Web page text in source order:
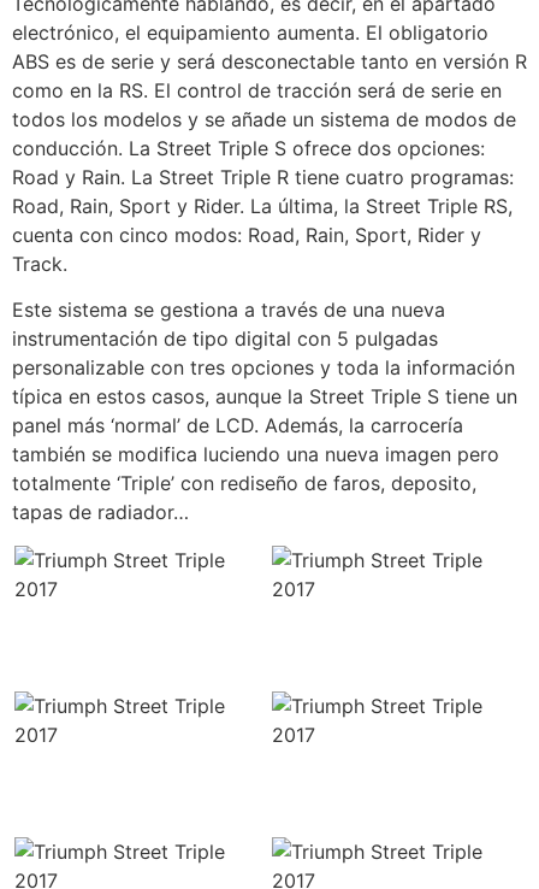
electrónico, el equipamiento aumenta. El obligatorio
ABS es de serie y será desconectable tanto en versión R
como en la RS. El control de tracción será de serie en
todos los modelos y se añade un sistema de modos de
conducción. La Street Triple S ofrece dos opciones:
Road y Rain. La Street Triple R tiene cuatro programas:
Road, Rain, Sport y Rider. La última, la Street Triple RS,
cuenta con cinco modos: Road, Rain, Sport, Rider y
Track.
Este sistema se gestiona a través de una nueva
instrumentación de tipo digital con 5 pulgadas
personalizable con tres opciones y toda la información
típica en estos casos, aunque la Street Triple S tiene un
panel más ‘normal’ de LCD. Además, la carrocería
también se modifica luciendo una nueva imagen pero
totalmente ‘Triple’ con rediseño de faros, deposito,
tapas de radiador…